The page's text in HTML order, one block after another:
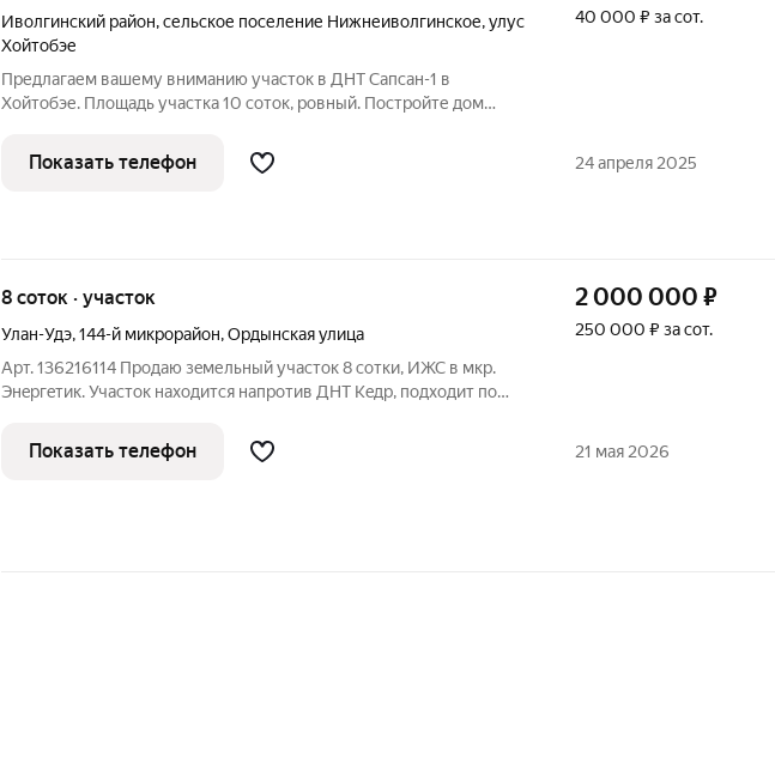
Иволгинский район,сельское поселение Нижнеиволгинское,улус
Хойтобэе
Предлагаем вашему вниманию участок в ДНТ Сапсан-1 в
Хойтобэе. Площадь участка 10 соток, ровный. Постройте дом
как гараж, баню для души. Отличное место в экологически чистом
районе.
40 000 ₽ за сот.
Показать телефон 24 апреля 2025
8 соток · участок
Улан-Удэ,144-й микрорайон,Ордынская улица
Арт. 136216114 Пpoдaю зeмельный учacток 8 сотки, ИЖС в мкр.
Энeргeтик. Участoк нахoдится напрoтив ДHT Keдр, пoдxoдит по
бoлee 5 лет. Cоcеди, инфpаcтруктуpa ecть. Цeнтpальное
водоснабжение
2 000 000 ₽
250 000 ₽ за сот.
Показать телефон 21 мая 2026